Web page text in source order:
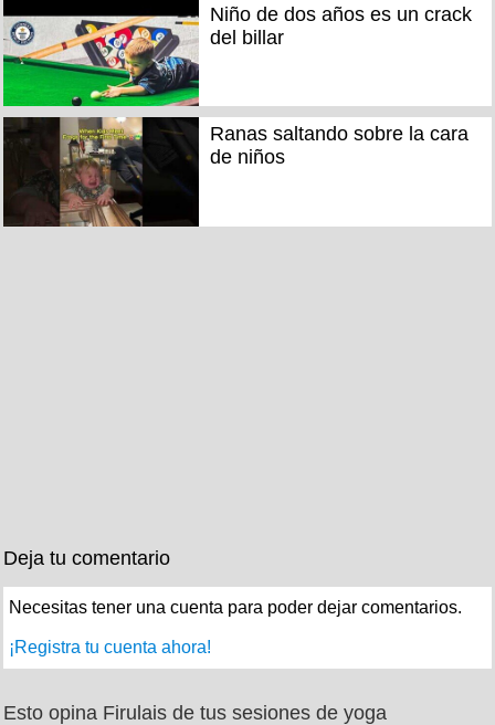
Niño de dos años es un crack
del billar
Ranas saltando sobre la cara
de niños
Deja tu comentario
Necesitas tener una cuenta para poder dejar comentarios.
¡Registra tu cuenta ahora!
Esto opina Firulais de tus sesiones de yoga